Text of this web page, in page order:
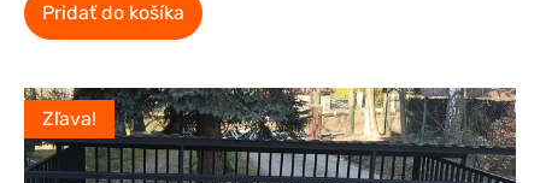
Pridať do košíka
Zľava!